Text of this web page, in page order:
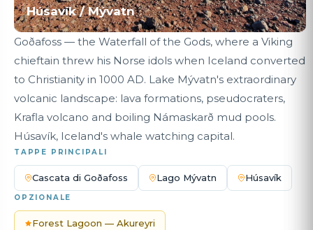
Húsavík / Mývatn
Goðafoss — the Waterfall of the Gods, where a Viking
chieftain threw his Norse idols when Iceland converted
to Christianity in 1000 AD. Lake Mývatn's extraordinary
volcanic landscape: lava formations, pseudocraters,
Krafla volcano and boiling Námaskarð mud pools.
Húsavík, Iceland's whale watching capital.
TAPPE PRINCIPALI
Cascata di Goðafoss Lago Mývatn Húsavík
OPZIONALE
Forest Lagoon — Akureyri